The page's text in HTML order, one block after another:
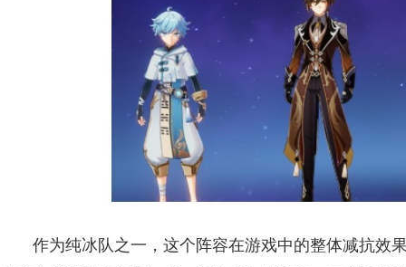
作为纯冰队之一，这个阵容在游戏中的整体减抗效